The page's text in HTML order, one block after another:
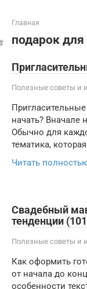
Главная
подарок
Полезные советы и
начать?
Обычно для
тематика,
Читать
Свадебный
тенденции
Полезные советы и
Как оформить
от начала до
особенности